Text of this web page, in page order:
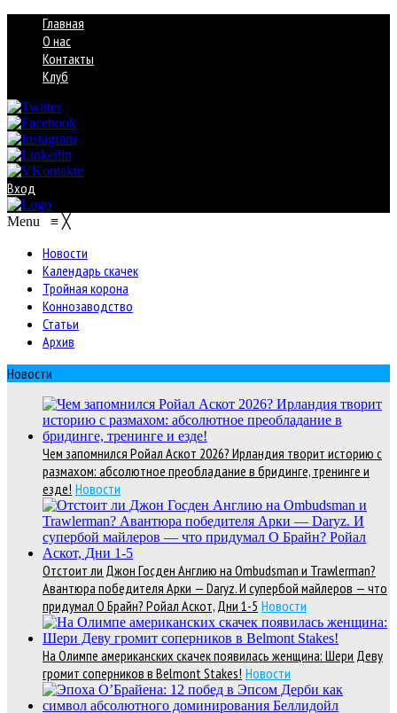
Главная
О нас
Контакты
Клуб
Вход
Menu ≡ ╳
Новости
Календарь скачек
Тройная корона
Коннозаводство
Статьи
Архив
Новости
Чем запомнился Ройал Аскот 2026? Ирландия творит историю с
размахом: абсолютное преобладание в бридинге, тренинге и
езде! Новости
Отстоит ли Джон Госден Англию на Ombudsman и Trawlerman?
Авантюра победителя Арки — Daryz. И супербой майлеров — что
придумал О Брайн? Ройал Аскот, Дни 1-5 Новости
На Олимпе американских скачек появилась женщина: Шери Деву
громит соперников в Belmont Stakes! Новости